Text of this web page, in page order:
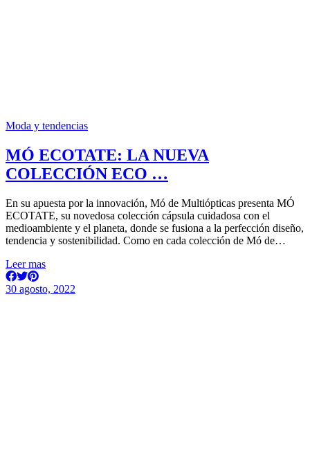
Moda y tendencias
MÓ ECOTATE: LA NUEVA
COLECCIÓN ECO …
En su apuesta por la innovación, Mó de Multiópticas presenta MÓ
ECOTATE, su novedosa colección cápsula cuidadosa con el
medioambiente y el planeta, donde se fusiona a la perfección diseño,
tendencia y sostenibilidad. Como en cada colección de Mó de…
Leer mas
30 agosto, 2022